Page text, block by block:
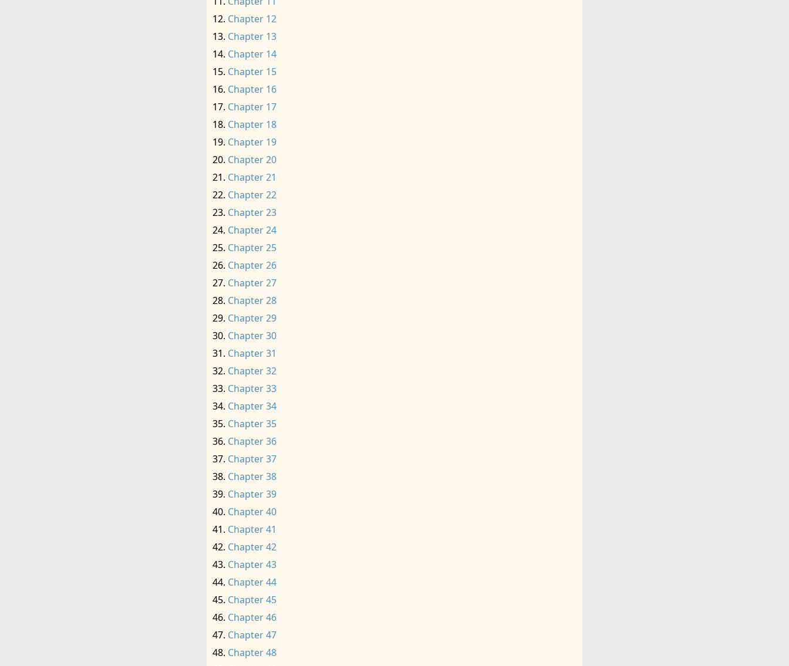
Chapter 12
Chapter 13
Chapter 14
Chapter 15
Chapter 16
Chapter 17
Chapter 18
Chapter 19
Chapter 20
Chapter 21
Chapter 22
Chapter 23
Chapter 24
Chapter 25
Chapter 26
Chapter 27
Chapter 28
Chapter 29
Chapter 30
Chapter 31
Chapter 32
Chapter 33
Chapter 34
Chapter 35
Chapter 36
Chapter 37
Chapter 38
Chapter 39
Chapter 40
Chapter 41
Chapter 42
Chapter 43
Chapter 44
Chapter 45
Chapter 46
Chapter 47
Chapter 48